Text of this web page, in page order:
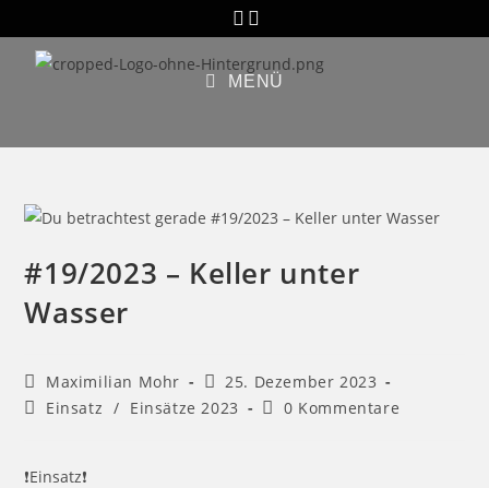
MENÜ
#19/2023 – Keller unter
Wasser
Maximilian Mohr
25. Dezember 2023
Einsatz / Einsätze 2023 0 Kommentare
❗️Einsatz❗️